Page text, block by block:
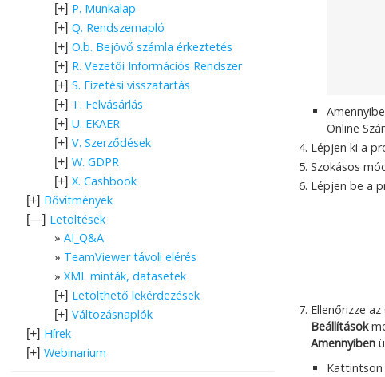
Online
Lépjen ki a
Szokásos
Lépjen be a
Ellenőrizze
Beállítások
Amennyiben
Kattintson
[+] P. Munkalap
[+] Q. Rendszernapló
[+] O.b. Bejövő számla érkeztetés
[+] R. Vezetői Információs Rendszer
[+] S. Fizetési visszatartás
[+] T. Felvásárlás
[+] U. EKAER
[+] V. Szerződések
[+] W. GDPR
[+] X. Cashbook
[+] Bővítmények
[—] Letöltések
AI_Q&A
TeamViewer távoli elérés
XML minták, datasetek
[+] Letölthető lekérdezések
[+] Változásnaplók
[+] Hírek
[+] Webinarium